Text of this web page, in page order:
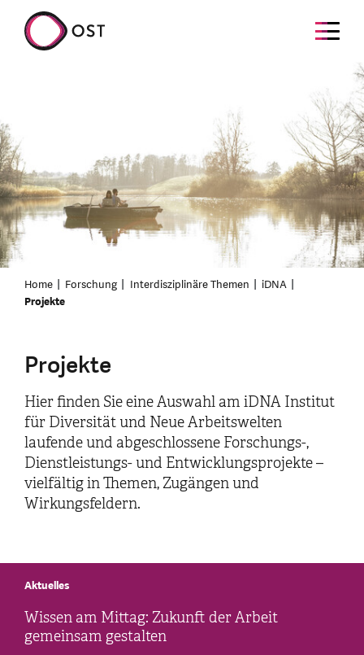
Home Forschung Interdisziplinäre Themen
iDNA
Projekte
Projekte
Hier finden Sie eine Auswahl am iDNA Institut
für Diversität und Neue Arbeitswelten
laufende und abgeschlossene Forschungs-,
Dienstleistungs- und Entwicklungsprojekte –
vielfältig in Themen, Zugängen und
Wirkungsfeldern.
Wissen am Mittag: Zukunft der Arbeit
gemeinsam gestalten
Aktuelles